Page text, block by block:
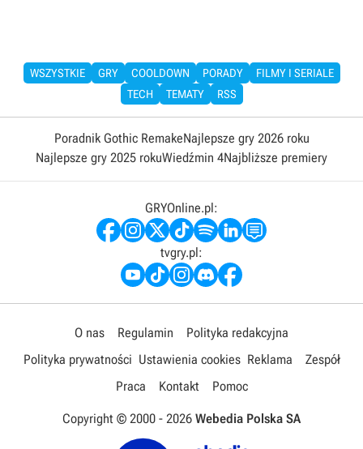
WSZYSTKIE GRY COOLDOWN PORADY
FILMY I SERIALE
TECH
TEMATY RSS
Poradnik Gothic RemakeNajlepsze gry 2026 roku
Najlepsze gry 2025 rokuWiedźmin 4Najbliższe premiery
GRYOnline.pl:
tvgry.pl:
O nas Regulamin
Polityka redakcyjna
Polityka prywatności Ustawienia cookies Reklama
Zespół
Praca
Kontakt Pomoc
Copyright © 2000 - 2026 Webedia Polska SA